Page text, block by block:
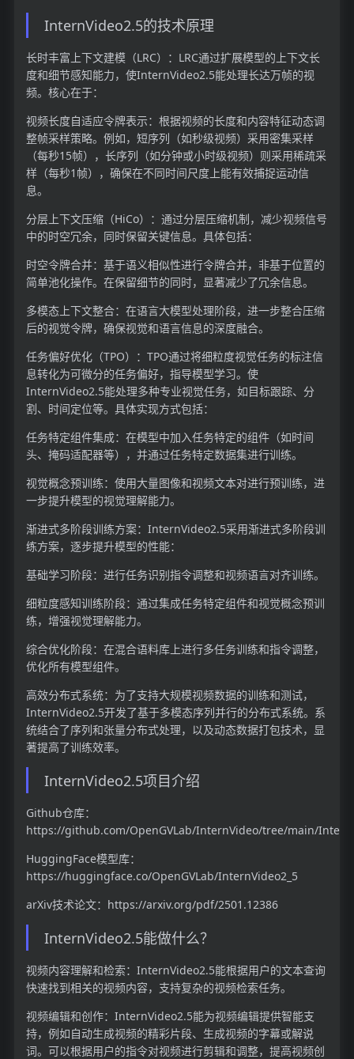
InternVideo2.5的技术原理
长时丰富上下文建模（LRC）：LRC通过扩展模型的上下文长
度和细节感知能力，使InternVideo2.5能处理长达万帧的视
频。核心在于：
视频长度自适应令牌表示：根据视频的长度和内容特征动态调
整帧采样策略。例如，短序列（如秒级视频）采用密集采样
（每秒15帧），长序列（如分钟或小时级视频）则采用稀疏采
样（每秒1帧），确保在不同时间尺度上能有效捕捉运动信
息。
分层上下文压缩（HiCo）：通过分层压缩机制，减少视频信号
中的时空冗余，同时保留关键信息。具体包括：
时空令牌合并：基于语义相似性进行令牌合并，非基于位置的
简单池化操作。在保留细节的同时，显著减少了冗余信息。
多模态上下文整合：在语言大模型处理阶段，进一步整合压缩
后的视觉令牌，确保视觉和语言信息的深度融合。
任务偏好优化（TPO）：TPO通过将细粒度视觉任务的标注信
息转化为可微分的任务偏好，指导模型学习。使
InternVideo2.5能处理多种专业视觉任务，如目标跟踪、分
割、时间定位等。具体实现方式包括：
任务特定组件集成：在模型中加入任务特定的组件（如时间
头、掩码适配器等），并通过任务特定数据集进行训练。
视觉概念预训练：使用大量图像和视频文本对进行预训练，进
一步提升模型的视觉理解能力。
渐进式多阶段训练方案：InternVideo2.5采用渐进式多阶段训
练方案，逐步提升模型的性能：
基础学习阶段：进行任务识别指令调整和视频语言对齐训练。
细粒度感知训练阶段：通过集成任务特定组件和视觉概念预训
练，增强视觉理解能力。
综合优化阶段：在混合语料库上进行多任务训练和指令调整，
优化所有模型组件。
高效分布式系统：为了支持大规模视频数据的训练和测试，
InternVideo2.5开发了基于多模态序列并行的分布式系统。系
统结合了序列和张量分布式处理，以及动态数据打包技术，显
著提高了训练效率。
InternVideo2.5项目介绍
Github仓库：
https://github.com/OpenGVLab/InternVideo/tree/main/
HuggingFace模型库：
https://huggingface.co/OpenGVLab/InternVideo2_5
arXiv技术论文：https://arxiv.org/pdf/2501.12386
InternVideo2.5能做什么？
视频内容理解和检索：InternVideo2.5能根据用户的文本查询
快速找到相关的视频内容，支持复杂的视频检索任务。
视频编辑和创作：InternVideo2.5能为视频编辑提供智能支
持，例如自动生成视频的精彩片段、生成视频的字幕或解说
词。可以根据用户的指令对视频进行剪辑和调整，提高视频创